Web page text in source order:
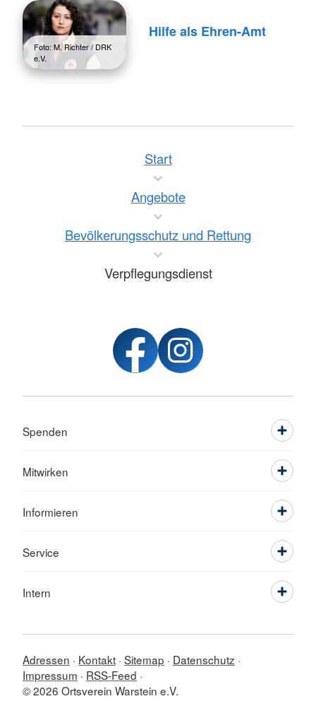
Foto: M. Richter / DRK
e.V.
Hilfe als Ehren-Amt
Start
Angebote
Bevölkerungsschutz und Rettung
Verpflegungsdienst
Spenden
Mitwirken
Informieren
Service
Intern
Adressen Kontakt Sitemap
Datenschutz
Impressum
RSS-Feed
© 2026 Ortsverein Warstein e.V.